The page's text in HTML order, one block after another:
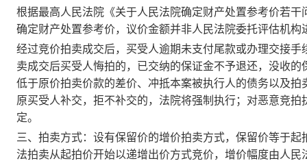
根据最高人民法院《关于人民法院确定财产处置参考价若
确定财产处置参考价，议价金额并非人民法院委托评估机构
经过竞价拍卖成交后，买受人逾期未支付尾款或办理交接
卖成交后买受人悔拍的，已交纳的保证金不予退还，没收
低于原价拍卖价款的差价、冲抵本案被执行人的债务以及
原买受人补交，拒不补交的，法院将强制执行；对恶意竞
定。
三、拍卖方式：设有保留价的增价拍卖方式，保留价等于
法拍卖从起拍价开始以递增出价方式竞价，增价幅度由人